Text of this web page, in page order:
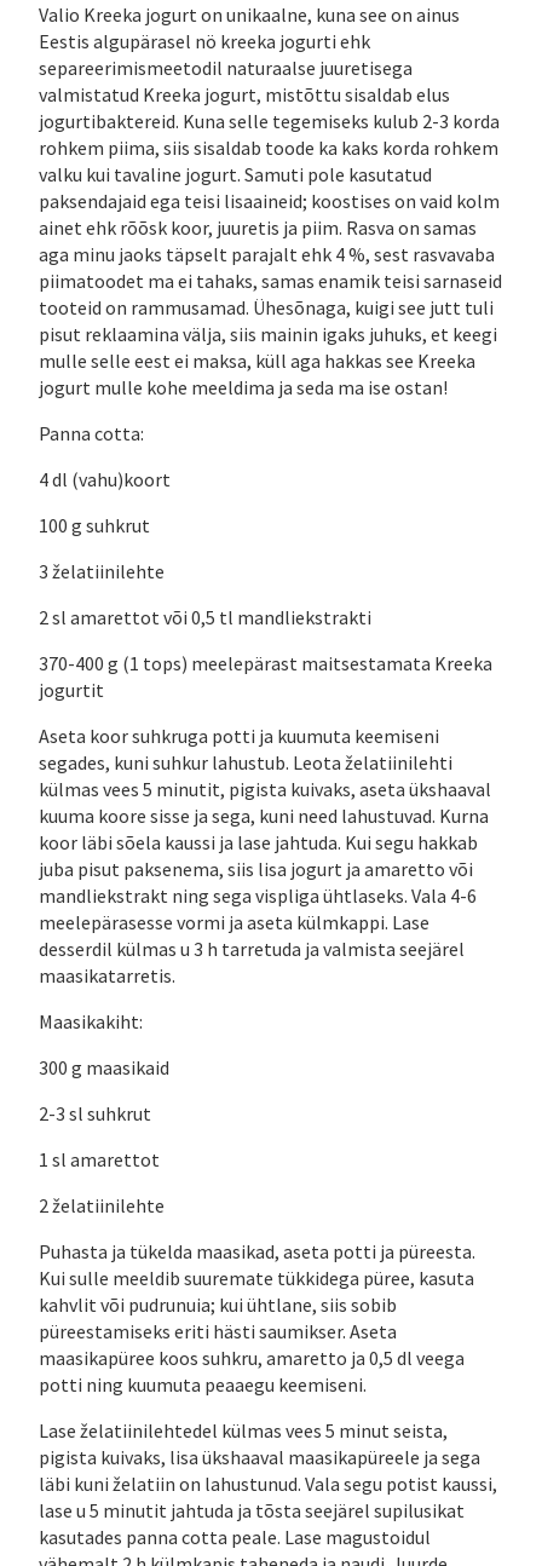
Valio Kreeka jogurt on unikaalne, kuna see on ainus
Eestis algupärasel nö kreeka jogurti ehk
separeerimismeetodil naturaalse juuretisega
valmistatud Kreeka jogurt, mistõttu sisaldab elus
jogurtibaktereid. Kuna selle tegemiseks kulub 2-3 korda
rohkem piima, siis sisaldab toode ka kaks korda rohkem
valku kui tavaline jogurt. Samuti pole kasutatud
paksendajaid ega teisi lisaaineid; koostises on vaid kolm
ainet ehk rõõsk koor, juuretis ja piim. Rasva on samas
aga minu jaoks täpselt parajalt ehk 4 %, sest rasvavaba
piimatoodet ma ei tahaks, samas enamik teisi sarnaseid
tooteid on rammusamad. Ühesõnaga, kuigi see jutt tuli
pisut reklaamina välja, siis mainin igaks juhuks, et keegi
mulle selle eest ei maksa, küll aga hakkas see Kreeka
jogurt mulle kohe meeldima ja seda ma ise ostan!
Panna cotta:
4 dl (vahu)koort
100 g suhkrut
3 želatiinilehte
2 sl amarettot või 0,5 tl mandliekstrakti
370-400 g (1 tops) meelepärast maitsestamata Kreeka
jogurtit
Aseta koor suhkruga potti ja kuumuta keemiseni
segades, kuni suhkur lahustub. Leota želatiinilehti
külmas vees 5 minutit, pigista kuivaks, aseta ükshaaval
kuuma koore sisse ja sega, kuni need lahustuvad. Kurna
koor läbi sõela kaussi ja lase jahtuda. Kui segu hakkab
juba pisut paksenema, siis lisa jogurt ja amaretto või
mandliekstrakt ning sega vispliga ühtlaseks. Vala 4-6
meelepärasesse vormi ja aseta külmkappi. Lase
desserdil külmas u 3 h tarretuda ja valmista seejärel
maasikatarretis.
Maasikakiht:
300 g maasikaid
2-3 sl suhkrut
1 sl amarettot
2 želatiinilehte
Puhasta ja tükelda maasikad, aseta potti ja püreesta.
Kui sulle meeldib suuremate tükkidega püree, kasuta
kahvlit või pudrunuia; kui ühtlane, siis sobib
püreestamiseks eriti hästi saumikser. Aseta
maasikapüree koos suhkru, amaretto ja 0,5 dl veega
potti ning kuumuta peaaegu keemiseni.
Lase želatiinilehtedel külmas vees 5 minut seista,
pigista kuivaks, lisa ükshaaval maasikapüreele ja sega
läbi kuni želatiin on lahustunud. Vala segu potist kaussi,
lase u 5 minutit jahtuda ja tõsta seejärel supilusikat
kasutades panna cotta peale. Lase magustoidul